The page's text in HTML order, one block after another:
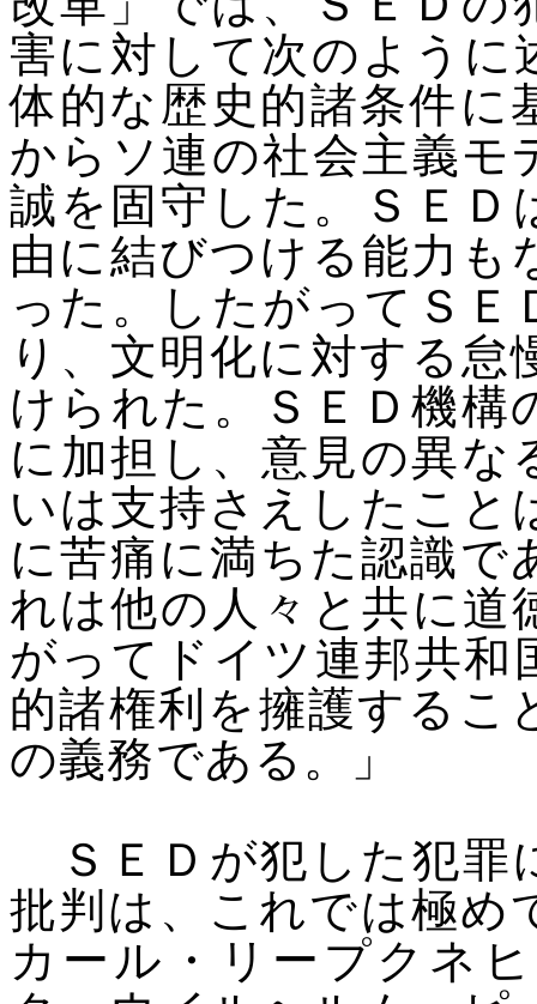
害に対して次のように
体的な歴史的諸条件に
からソ連の社会主義モ
誠を固守した。ＳＥＤ
由に結びつける能力も
った。したがってＳＥ
り、文明化に対する
けられた。ＳＥＤ機構
に加担し、意見の異な
いは支持さえしたこと
に苦痛に満ちた認識で
れは他の人々と共に道
がってドイツ連邦共和
的諸権利を擁護するこ
の義務である。」
ＳＥＤが犯した犯罪
批判は、これでは極め
カール・リープクネ